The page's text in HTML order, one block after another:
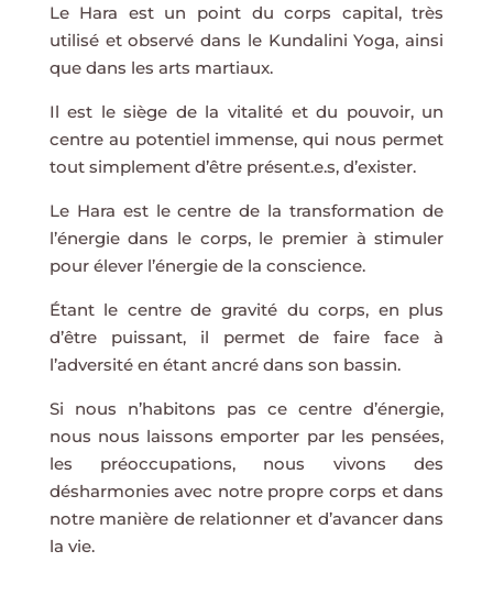
Le Hara est un point du corps capital, très
utilisé et observé dans le Kundalini Yoga, ainsi
que dans les arts martiaux.
Il est le siège de la vitalité et du pouvoir, un
centre au potentiel immense, qui nous permet
tout simplement d’être présent.e.s, d’exister.
Le Hara est le centre de la transformation de
l’énergie dans le corps, le premier à stimuler
pour élever l’énergie de la conscience.
Étant le centre de gravité du corps, en plus
d’être puissant, il permet de faire face à
l’adversité en étant ancré dans son bassin.
Si nous n’habitons pas ce centre d’énergie,
nous nous laissons emporter par les pensées,
les préoccupations, nous vivons des
désharmonies avec notre propre corps et dans
notre manière de relationner et d’avancer dans
la vie.